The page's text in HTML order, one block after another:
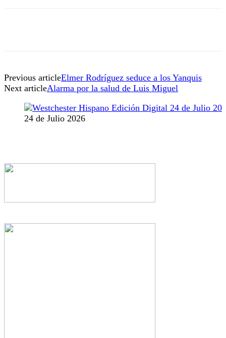
Previous articleElmer Rodríguez seduce a los Yanquis
Next articleAlarma por la salud de Luis Miguel
24 de Julio 2026